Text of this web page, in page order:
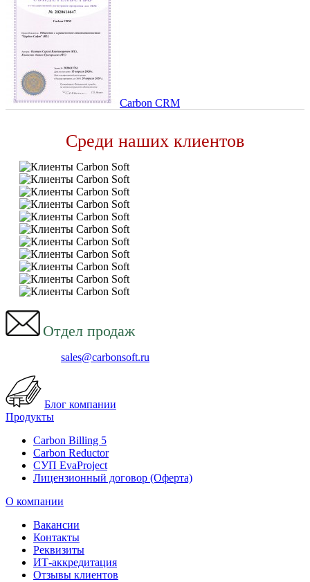
Carbon CRM
Среди наших клиентов
Отдел продаж
sales@carbonsoft.ru
Блог компании
Продукты
Carbon Billing 5
Carbon Reductor
СУП EvaProject
Лицензионный договор (Оферта)
О компании
Вакансии
Контакты
Реквизиты
ИТ-аккредитация
Отзывы клиентов